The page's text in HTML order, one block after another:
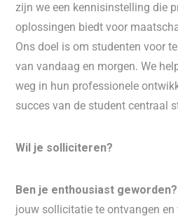
zijn we een kennisinstelling die
oplossingen biedt voor
Ons doel is om studenten voor
van vandaag en morgen. We
weg in hun professionele
succes van de student centraal
Wil je solliciteren?
Ben je enthousiast
jouw sollicitatie te ontvangen en